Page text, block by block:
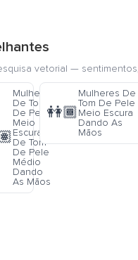
vetorial —
Mulheres
De Tom
De Pele
Meio
Escura E
De Tom
De Pele
Médio
Dando
As Mãos
👭🏾
Mulheres De
Tom De Pele
Meio Escura
Dando As
Mãos